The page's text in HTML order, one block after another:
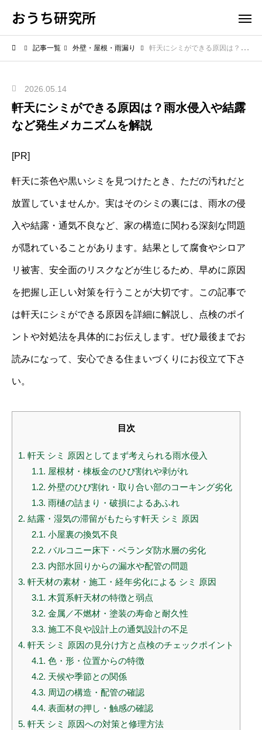
おうち研究所
記事一覧 外壁・屋根・雨漏り 軒天にシミができる原因は？雨水侵入や結露など発生メカニズムを解説
2026.05.14
軒天にシミができる原因は？雨水侵入や結露
など発生メカニズムを解説
[PR]
軒天に茶色や黒いシミを見つけたとき、ただの汚れだと
放置していませんか。実はそのシミの裏には、雨水の侵
入や結露・通気不良など、家の構造に関わる深刻な問題
が隠れていることがあります。結果として腐食やシロア
リ被害、安全面のリスクなどが生じるため、早めに原因
を把握し正しい対策を行うことが大切です。この記事で
は軒天にシミができる原因を詳細に解説し、点検のポイ
ントや対処法を具体的にお伝えします。ぜひ最後までお
読みになって、安心できる住まいづくりにお役立て下さ
い。
目次
1. 軒天 シミ 原因としてまず考えられる雨水侵入
1.1. 屋根材・棟板金のひび割れや剥がれ
1.2. 外壁のひび割れ・取り合い部のコーキング劣化
1.3. 雨樋の詰まり・破損によるあふれ
2. 結露・湿気の滞留がもたらす軒天 シミ 原因
2.1. 小屋裏の換気不良
2.2. バルコニー床下・ベランダ防水層の劣化
2.3. 内部水回りからの漏水や配管の問題
3. 軒天材の素材・施工・経年劣化による シミ 原因
3.1. 木質系軒天材の特徴と弱点
3.2. 金属／不燃材・塗装の寿命と耐久性
3.3. 施工不良や設計上の通気設計の不足
4. 軒天 シミ 原因の見分け方と点検のチェックポイント
4.1. 色・形・位置からの特徴
4.2. 天候や季節との関係
4.3. 周辺の構造・配管の確認
4.4. 表面材の押し・触感の確認
5. 軒天 シミ 原因への対策と修理方法